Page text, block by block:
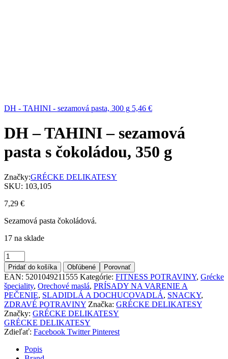
DH - TAHINI - sezamová pasta, 300 g 5,46 €
DH – TAHINI – sezamová
pasta s čokoládou, 350 g
Značky:GRÉCKE DELIKATESY
SKU: 103,105
7,29 €
Sezamová pasta čokoládová.
17 na sklade
Množstvo
Pridať do košíka Obľúbené Porovnať
EAN: 5201049211555 Kategórie: FITNESS POTRAVINY, Grécke
špeciality, Orechové maslá, PRÍSADY NA VARENIE A
PEČENIE, SLADIDLÁ A DOCHUCOVADLÁ, SNACKY,
ZDRAVÉ POTRAVINY Značka: GRÉCKE DELIKATESY
Značky: GRÉCKE DELIKATESY
GRÉCKE DELIKATESY
Zdieľať: Facebook Twitter Pinterest
Popis